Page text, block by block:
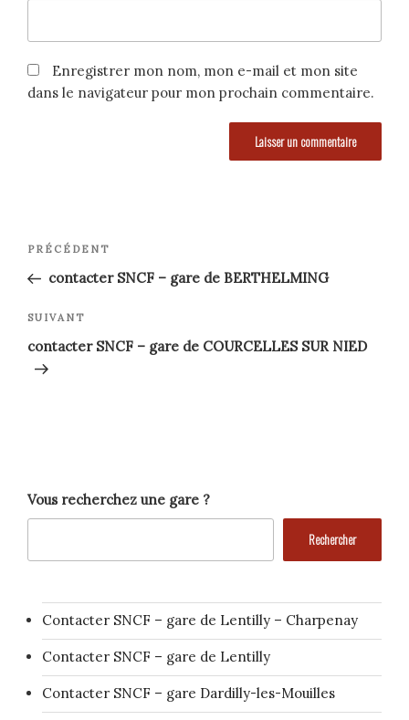
Enregistrer mon nom, mon e-mail et mon site
dans le navigateur pour mon prochain commentaire.
Navigation
de
l’article
Article
précédent
PRÉCÉDENT
contacter SNCF – gare de BERTHELMING
Article
suivant
SUIVANT
contacter SNCF – gare de COURCELLES SUR NIED
Vous recherchez une gare ?
Rechercher
Contacter SNCF – gare de Lentilly – Charpenay
Contacter SNCF – gare de Lentilly
Contacter SNCF – gare Dardilly-les-Mouilles